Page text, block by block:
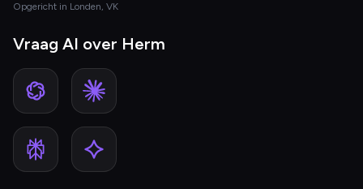
Opgericht in Londen, VK
Vraag AI over Herm